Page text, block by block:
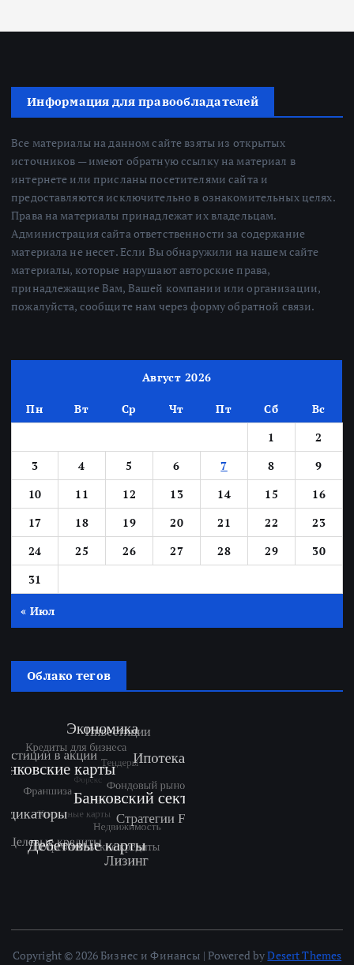
Информация для правообладателей
Все материалы на данном сайте взяты из открытых
источников — имеют обратную ссылку на материал в
интернете или присланы посетителями сайта и
предоставляются исключительно в ознакомительных целях.
Права на материалы принадлежат их владельцам.
Администрация сайта ответственности за содержание
материала не несет. Если Вы обнаружили на нашем сайте
материалы, которые нарушают авторские права,
принадлежащие Вам, Вашей компании или организации,
пожалуйста, сообщите нам через форму обратной связи.
Август 2026
Пн Вт Ср Чт Пт Сб
Вс
1
2
3
4 5 6 7 8
9
10
11 12 13 14 15
16
17
18 19 20 21 22
23
24
25 26 27 28 29
30
31
« Июл
Облако тегов
Copyright © 2026 Бизнес и Финансы | Powered byDesert Themes